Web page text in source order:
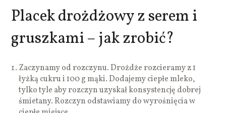
Placek drożdżowy z serem i
gruszkami – jak zrobić?
Zaczynamy od rozczynu. Drożdże rozcieramy z 1
łyżką cukru i 100 g mąki. Dodajemy ciepłe mleko,
tylko tyle aby rozczyn uzyskał konsystencję dobrej
śmietany. Rozczyn odstawiamy do wyrośnięcia w